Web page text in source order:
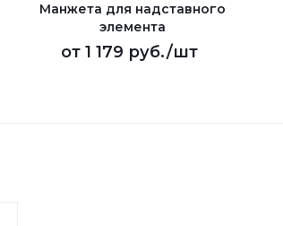
Манжета для надставного
элемента
от 1 179 руб./шт